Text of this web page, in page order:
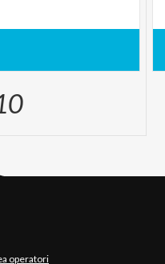
operatori